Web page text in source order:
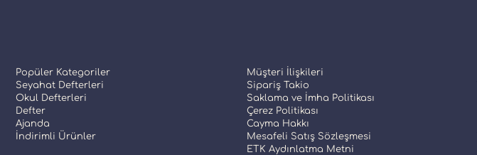
Popüler Kategoriler
Seyahat Defterleri
Okul Defterleri
Defter
Ajanda
İndirimli Ürünler
Müşteri İlişkileri
Sipariş Takio
Saklama ve İmha Politikası
Çerez Politikası
Cayma Hakkı
Mesafeli Satış Sözleşmesi
ETK Aydınlatma Metni